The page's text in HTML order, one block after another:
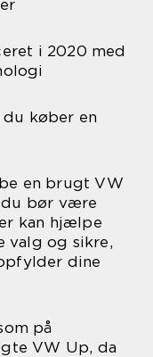
i 2020 med
køber en
en brugt VW
bør være
kan hjælpe
og sikre,
dine
på
VW Up, da